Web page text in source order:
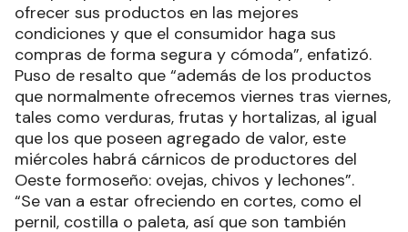
ofrecer sus productos en las mejores
condiciones y que el consumidor haga sus
compras de forma segura y cómoda”, enfatizó.
Puso de resalto que “además de los productos
que normalmente ofrecemos viernes tras viernes,
tales como verduras, frutas y hortalizas, al igual
que los que poseen agregado de valor, este
miércoles habrá cárnicos de productores del
Oeste formoseño: ovejas, chivos y lechones”.
“Se van a estar ofreciendo en cortes, como el
pernil, costilla o paleta, así que son también